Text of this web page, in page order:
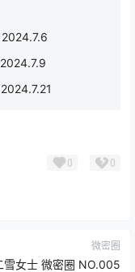
0 0
微密圈
雪女士 微密圈 NO.005